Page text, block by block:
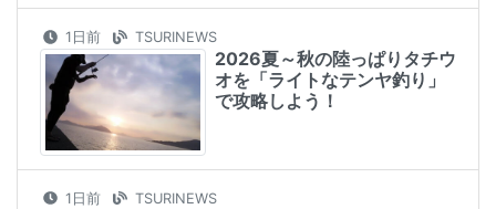
1日前 TSURINEWS
2026夏～秋の陸っぱりタチウ
オを「ライトなテンヤ釣り」
で攻略しよう！
1日前 TSURINEWS